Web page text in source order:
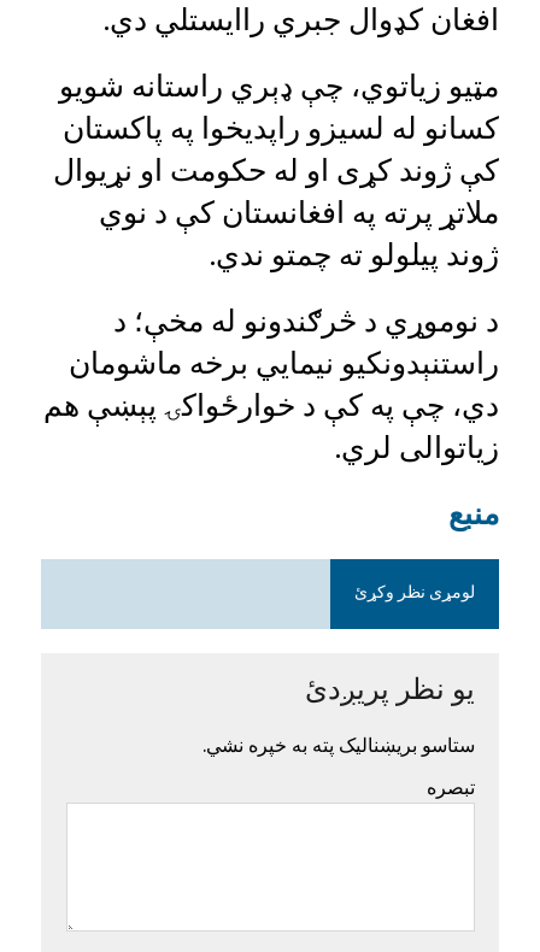
افغان کډوال جبري راایستلي دي.
مټیو زیاتوي، چې ډېري راستانه شويو
کسانو له لسیزو راپدیخوا په پاکستان
کې ژوند کړی او له حکومت او نړیوال
ملاتړ پرته په افغانستان کې د نوي
ژوند پیلولو ته چمتو ندي.
د نوموړي د څرګندونو له مخې؛ د
راستنېدونکیو نيمايي برخه ماشومان
دي، چې په کې د خوارځواکۍ پېښې هم
زياتوالی لري.
منبع
لومړی نظر وکړئ
یو نظر پریږدئ
ستاسو بریښنالیک پته به خپره نشي.
تبصره